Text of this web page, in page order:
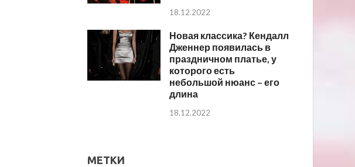
18.12.2022
Новая классика? Кендалл
Дженнер появилась в
праздничном платье, у
которого есть
небольшой нюанс – его
длина
18.12.2022
МЕТКИ